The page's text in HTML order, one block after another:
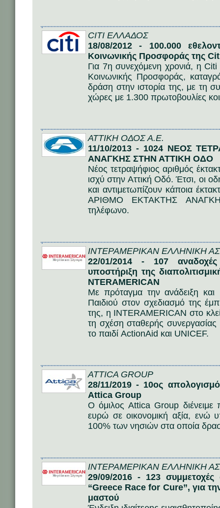
CITI ΕΛΛΑΔΟΣ
18/08/2012 - 100.000
Κοινωνικής Προσφοράς της
Για 7η συνεχόμενη χρονιά, η
Κοινωνικής Προσφοράς,
δράση στην ιστορία της, με τη
χώρες με 1.300 πρωτοβουλίες
ΑΤΤΙΚΗ ΟΔΟΣ Α.Ε.
11/10/2013 - 1024 ΝΕΟΣ
ΑΝΑΓΚΗΣ ΣΤΗΝ ΑΤΤΙΚΗ ΟΔΟ
Νέος τετραψήφιος αριθμός
ισχύ στην Αττική Οδό. Έτσι, οι
και αντιμετωπίζουν κάποια
ΑΡΙΘΜΟ ΕΚΤΑΚΤΗΣ
τηλέφωνο.
ΙΝΤΕΡΑΜΕΡΙΚΑΝ ΕΛΛΗΝΙΚΗ
22/01/2014 - 107
υποστήριξη της
NTERAMERICAN
Με πρόταγμα την ανάδειξη
Παιδιού στον σχεδιασμό της
της, η INTERAMERICAN στο
τη σχέση σταθερής
το παιδί ActionAid και UNICEF.
ATTICA GROUP
28/11/2019 - 10ος
Attica Group
O όμιλος Attica Group διένειμε
ευρώ σε οικονομική αξία, ενώ
100% των νησιών στα οποία
ΙΝΤΕΡΑΜΕΡΙΚΑΝ ΕΛΛΗΝΙΚΗ
29/09/2016 - 123
“Greece Race for Cure”, για
μαστού